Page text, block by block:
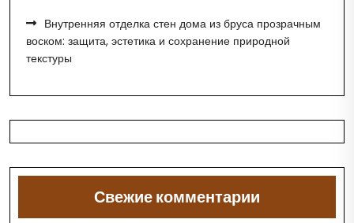
Внутренняя отделка стен дома из бруса прозрачным
воском: защита, эстетика и сохранение природной
текстуры
Свежие комментарии